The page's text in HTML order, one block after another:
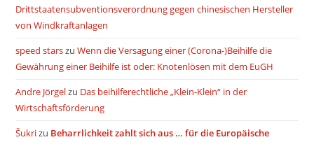
Drittstaatensubventionsverordnung gegen chinesischen Hersteller
von Windkraftanlagen
speed starszuWenn die Versagung einer (Corona-)Beihilfe die
Gewährung einer Beihilfe ist oder: Knotenlösen mit dem EuGH
Andre Jörgelzu Das beihilferechtliche „Klein-Klein“ in der
Wirtschaftsförderung
Šukrizu Beharrlichkeit zahlt sich aus … für die Europäische